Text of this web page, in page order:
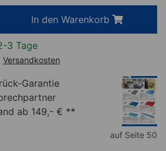
In den Warenkorb
3 Tage
Versandkosten
Garantie
ab 149,- € **
auf Seite 50